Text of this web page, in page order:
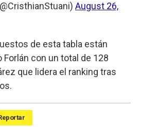
August 26,
de esta tabla están
Forlán con un total de 128
que lidera el ranking tras